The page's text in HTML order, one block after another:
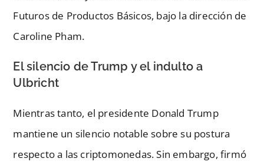
Futuros de Productos Básicos, bajo la dirección de
Caroline Pham.
El silencio de Trump y el indulto a
Ulbricht
Mientras tanto, el presidente Donald Trump
mantiene un silencio notable sobre su postura
respecto a las criptomonedas. Sin embargo, firmó